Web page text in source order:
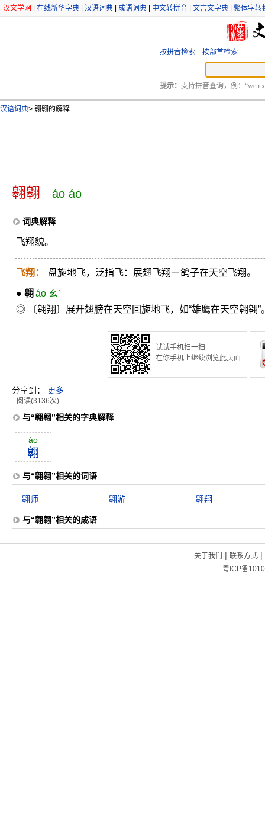
汉文学网 在线新华字典 汉语词典 成语词典 中文转拼音 文言文字典 繁体字转
按拼音检索 按部首检索
提示： 支持拼音查询，例：“wen
汉语词典> 翱翱的解释
翱翱 áo áo
词典解释
飞翔貌。
飞翔： 盘旋地飞，泛指飞：展翅飞翔ㄧ鸽子在天空飞翔。
● 翱 áo ㄠˊ
◎ 〔翱翔〕展开翅膀在天空回旋地飞，如“雄鹰在天空翱翱”
试试手机扫一扫
在你手机上继续浏览此页面
分享到： 更多
阅读(3136次)
与“翱翱”相关的字典解释
áo
翱
与“翱翱”相关的词语
翱师 翱游 翱翔
与“翱翱”相关的成语
关于我们 | 联系方式|
粤ICP备